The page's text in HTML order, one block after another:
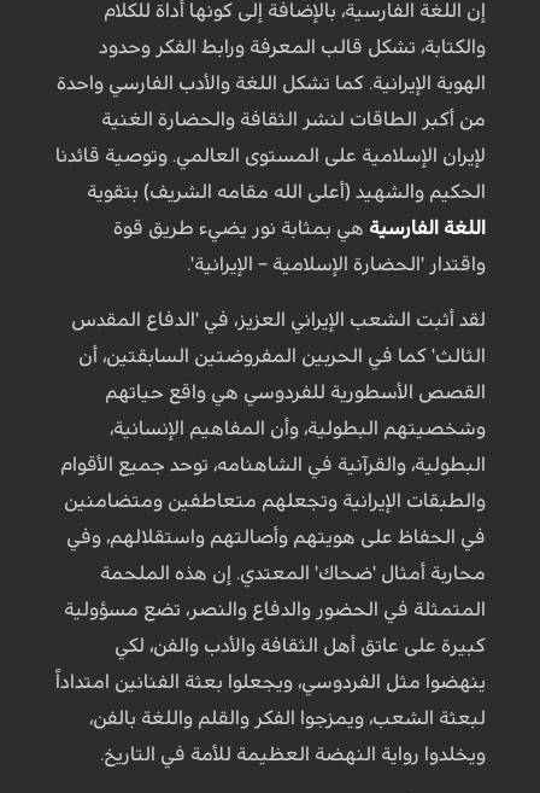
إن اللغة الفارسية، بالإضافة إلى كونها أداة للكلام
والكتابة، تشكل قالب المعرفة ورابط الفكر وحدود
الهوية الإيرانية. كما تشكل اللغة والأدب الفارسي واحدة
من أكبر الطاقات لنشر الثقافة والحضارة الغنية
لإيران الإسلامية على المستوى العالمي. وتوصية قائدنا
الحكيم والشهيد (أعلى الله مقامه الشريف) بتقوية
اللغة الفارسية هي بمثابة نور يضيء طريق قوة
واقتدار 'الحضارة الإسلامية – الإيرانية'.
لقد أثبت الشعب الإيراني العزيز، في 'الدفاع المقدس
الثالث' كما في الحربين المفروضتين السابقتين، أن
القصص الأسطورية للفردوسي هي واقع حياتهم
وشخصيتهم البطولية، وأن المفاهيم الإنسانية،
البطولية، والقرآنية في الشاهنامه، توحد جميع الأقوام
والطبقات الإيرانية وتجعلهم متعاطفين ومتضامنين
في الحفاظ على هويتهم وأصالتهم واستقلالهم، وفي
محاربة أمثال 'ضحاك' المعتدي. إن هذه الملحمة
المتمثلة في الحضور والدفاع والنصر، تضع مسؤولية
كبيرة على عاتق أهل الثقافة والأدب والفن، لكي
ينهضوا مثل الفردوسي، ويجعلوا بعثة الفنانين امتداداً
لبعثة الشعب، ويمزجوا الفكر والقلم واللغة بالفن،
ويخلدوا رواية النهضة العظيمة للأمة في التاريخ.